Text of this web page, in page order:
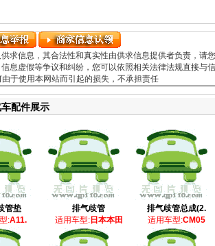
求信息，其合法性和真实性由供求信息提供者负责，请
息虚假等争议和纠纷，您可以依照相关法律法规直接与
于使用本网站而引起的损失，不承担责任
配件展示
管垫
:A11.
排气歧管
适用车型:日本本田
排气歧管总成(2.
适用车型:CM05